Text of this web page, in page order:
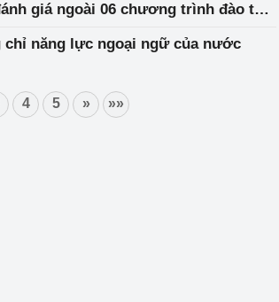
giá ngoài 06 chương trình đào tạo
năng lực ngoại ngữ của nước
4 5 » »»